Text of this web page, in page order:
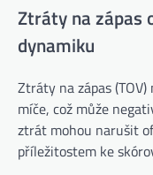
Ztráty na zápas
dynamiku
Ztráty na zápas
míče, což může
ztrát mohou narušit
příležitostem ke